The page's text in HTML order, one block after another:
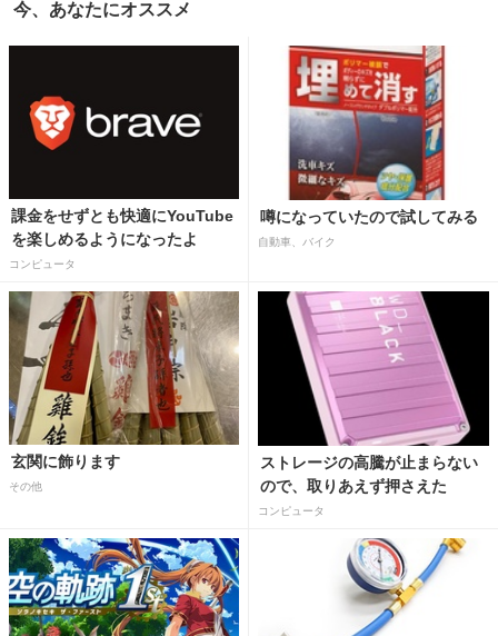
今、あなたにオススメ
課金をせずとも快適にYouTube
を楽しめるようになったよ
コンピュータ
噂になっていたので試してみる
自動車、バイク
玄関に飾ります
その他
ストレージの高騰が止まらない
ので、取りあえず押さえた
コンピュータ